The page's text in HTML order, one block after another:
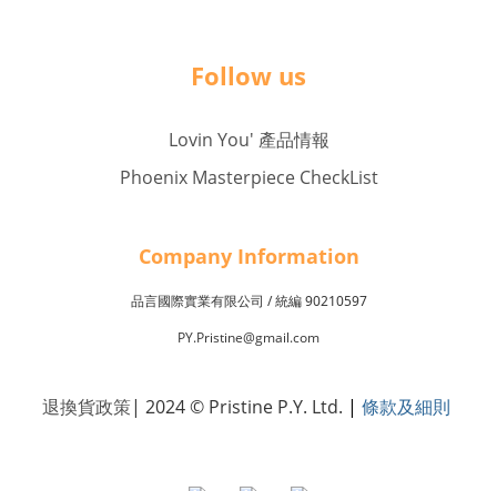
Follow us
Lovin You' 產品情報
Phoenix Masterpiece CheckList
Company Information
品言國際實業有限公司 /統編90210597
PY.Pristine@gmail.com
退換貨政策| 2024 © Pristine P.Y. Ltd. | 條款及細則